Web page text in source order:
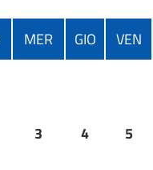
MER GIO VEN
3 4 5